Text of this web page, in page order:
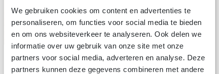
We gebruiken cookies om content en advertenties te
personaliseren, om functies voor social media te bieden
en om ons websiteverkeer te analyseren. Ook delen we
informatie over uw gebruik van onze site met onze
partners voor social media, adverteren en analyse. Deze
partners kunnen deze gegevens combineren met andere
Terracotta tegels